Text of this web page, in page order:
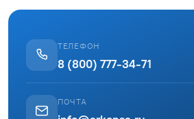
ТЕЛЕФОН
8 (800) 777-34-71
ПОЧТА